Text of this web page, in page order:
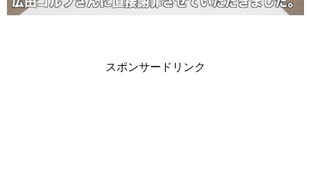
スポンサードリンク